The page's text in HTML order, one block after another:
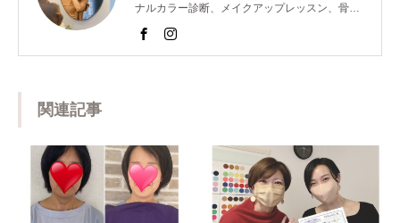
ナルカラー診断、メイクアップレッスン、骨格
診断、顔診断、ショッピング同行のメニューを
当するなど多岐にわたり活躍中。
関連記事